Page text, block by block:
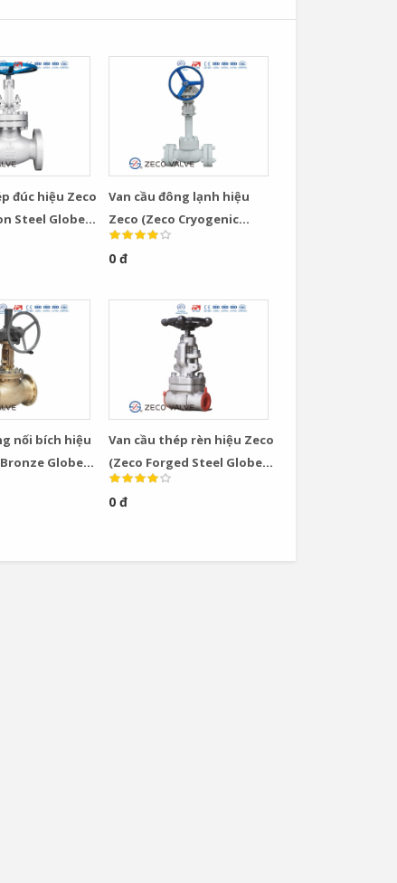
đúc hiệu Zeco
Steel Globe
Van cầu đông lạnh hiệu
Zeco (Zeco Cryogenic
Globe Valve)
0 đ
nối bích hiệu
Globe
Van cầu thép rèn hiệu Zeco
(Zeco Forged Steel Globe
Valve)
0 đ